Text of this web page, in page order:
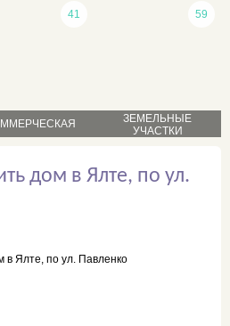
аренда
41
ЗЕМЕЛЬНЫЕ
УЧАСТКИ
продажа
59
дом в Ялте, по ул.